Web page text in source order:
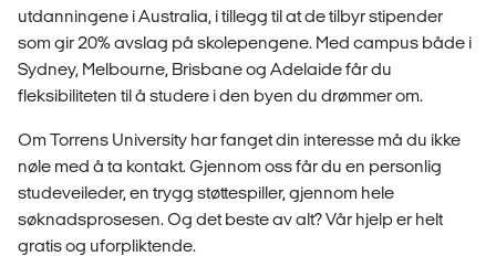
utdanningene i Australia, i tillegg til at de tilbyr stipender
som gir 20% avslag på skolepengene. Med campus både i
Sydney, Melbourne, Brisbane og Adelaide får du
fleksibiliteten til å studere i den byen du drømmer om.
Om Torrens University har fanget din interesse må du ikke
nøle med å ta kontakt. Gjennom oss får du en personlig
studeveileder, en trygg støttespiller, gjennom hele
søknadsprosesen. Og det beste av alt? Vår hjelp er helt
gratis og uforpliktende.